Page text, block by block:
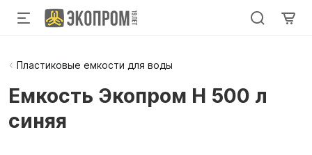
Пластиковые емкости для воды
Емкость Экопром H 500 л
синяя